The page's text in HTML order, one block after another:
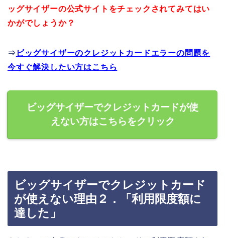
ッグサイザーの公式サイトをチェックされてみてはい
かがでしょうか？
⇒ ビッグサイザーのクレジットカードエラーの問題を
今すぐ解決したい方はこちら
ビッグサイザーでクレジットカードが使
えない方はこちらをクリック
ビッグサイザーでクレジットカード
が使えない理由２．「利用限度額に
達した」